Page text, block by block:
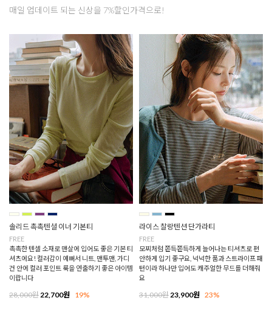
매일 업데이트 되는 신상을 7%할인가격으로!
솔리드 촉촉텐셜 이너 기본티
FREE
촉촉한 텐셀 소재로 맨살에 입어도 좋은 기본 티
셔츠에요! 컬러감이 예뻐서 니트, 맨투맨, 가디
건 안에 컬러 포인트 룩을 연출하기 좋은 아이템
이랍니다
28,000원22,700원 19%
라이스 찰랑텐션 단가라티
FREE
모찌처럼 쫀득쫀득하게 늘어나는 티셔츠로 편
안하게 입기 좋구요, 넉넉한 품과 스트라이프 패
턴이라 하나만 입어도 캐주얼한 무드를 더해줘
요
31,000원23,900원 23%